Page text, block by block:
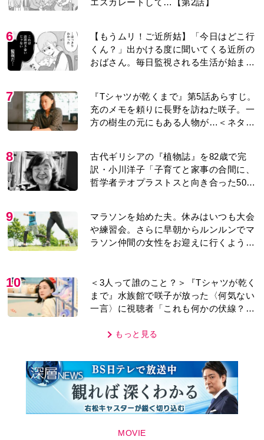
6
【もうムリ！ご近所姑】「今日はどこ行
くん？」出かける度に聞いてくる近所の
おばさん。毎日監視される生活が始ま
7
『Tシャツが乾くまで』第5話あらすじ。
充のメモを頼りに長野を訪ねた咲子。一
方の樹生の元にもある人物が…＜ネタバ
8
古代ギリシアの『植物誌』を82歳で完
訳・小川洋子「子育てと家事の合間に、
哲学者テオプラストスと向き合った50
9
マラソンを始めた夫。休みはいつも大会
や練習会。さらに早朝からルンルンでマ
ラソン仲間の女性をお迎えに行くように
10
＜3人って誰のこと？＞『Tシャツが乾く
まで』水族館で咲子が放った〈何気ない
一言〉に視聴者「これも何かの伏線？」
もっと見る
MOVIE